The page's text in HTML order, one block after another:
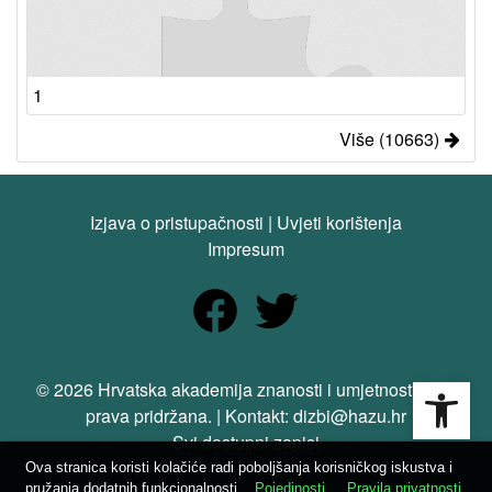
1
Više (10663)
Izjava o pristupačnosti | Uvjeti korištenja
Impresum
© 2026 Hrvatska akademija znanosti i umjetnosti. Sva
prava pridržana. | Kontakt: dizbi@hazu.hr
Svi dostupni zapisi
Ova stranica koristi kolačiće radi poboljšanja korisničkog iskustva i
pružanja dodatnih funkcionalnosti.
Pojedinosti Pravila privatnosti